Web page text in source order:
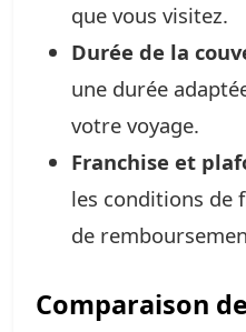
que vous visitez.
Durée de la
une durée
votre voyage.
Franchise et
les conditions de
de
Comparaison